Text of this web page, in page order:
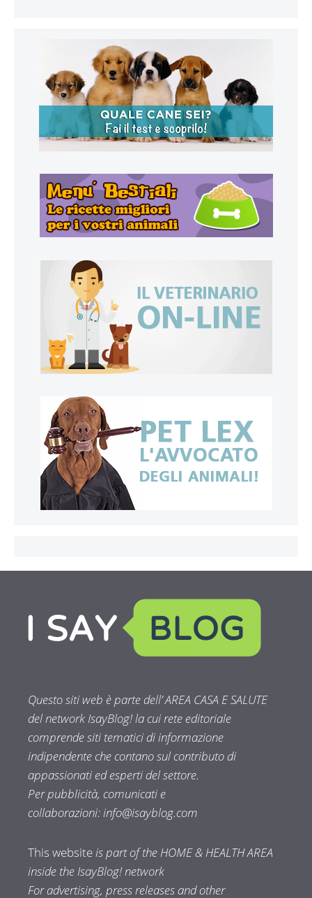
Questo siti web è parte dell’ AREA CASA E SALUTE
del network IsayBlog! la cui rete editoriale
comprende siti tematici di informazione
indipendente che contano sul contributo di
appassionati ed esperti del settore.
Per pubblicità, comunicati e
collaborazioni:info@isayblog.com
This websiteis part of the HOME & HEALTH AREA
inside the IsayBlog! network
For advertising, press releases and other